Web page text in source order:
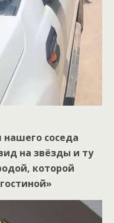
нашего соседа
на звёзды и ту
которой